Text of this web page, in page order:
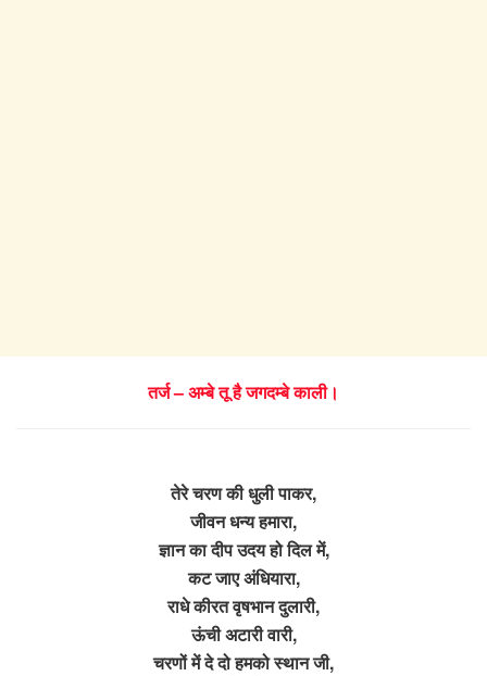
तर्ज – अम्बे तू है जगदम्बे काली।
तेरे चरण की धुली पाकर,
जीवन धन्य हमारा,
ज्ञान का दीप उदय हो दिल में,
कट जाए अंधियारा,
राधे कीरत वृषभान दुलारी,
ऊंची अटारी वारी,
चरणों में दे दो हमको स्थान जी,